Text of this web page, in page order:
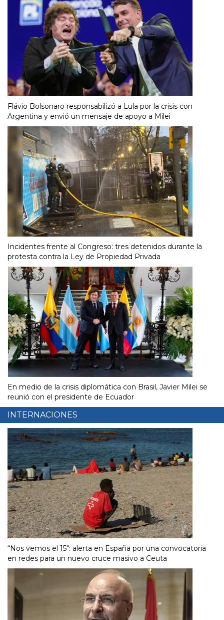
Flávio Bolsonaro responsabilizó a Lula por la crisis con
Argentina y envió un mensaje de apoyo a Milei
Incidentes frente al Congreso: tres detenidos durante la
protesta contra la Ley de Propiedad Privada
En medio de la crisis diplomática con Brasil, Javier Milei se
reunió con el presidente de Ecuador
INTERNACIONES
“Nos vemos el 15″: alerta en España por una convocatoria
en redes para un nuevo cruce masivo a Ceuta